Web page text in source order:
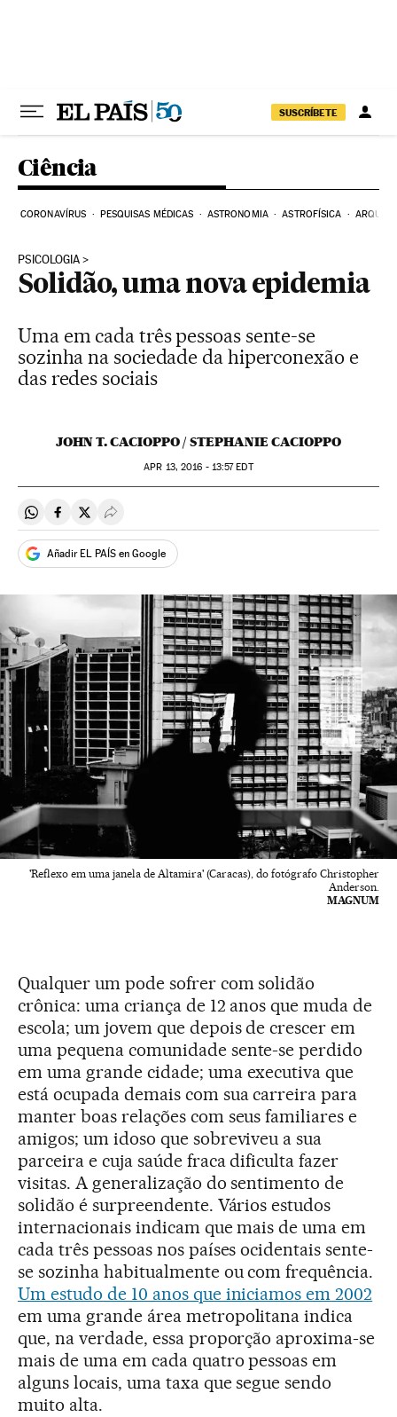
SUSCRÍBETE
Ciência
CORONAVÍRUS PESQUISAS MÉDICAS ASTRONOMIA ASTROFÍSICA
PSICOLOGIA
Solidão, uma nova epidemia
Uma em cada três pessoas sente-se
sozinha na sociedade da hiperconexão e
das redes sociais
JOHN T. CACIOPPO / STEPHANIE CACIOPPO
APR 13, 2016 - 13:57EDT
Compartir en Whatsapp
Compartir en Facebook
Compartir en Twitter
Desplegar Redes Sociales
Añadir EL PAÍS en Google
'Reflexo em uma janela de Altamira' (Caracas), do fotógrafo Christopher
Anderson.
MAGNUM
Qualquer um pode sofrer com solidão
crônica: uma criança de 12 anos que muda de
escola; um jovem que depois de crescer em
uma pequena comunidade sente-se perdido
em uma grande cidade; uma executiva que
está ocupada demais com sua carreira para
manter boas relações com seus familiares e
amigos; um idoso que sobreviveu a sua
parceira e cuja saúde fraca dificulta fazer
visitas. A generalização do sentimento de
solidão é surpreendente. Vários estudos
internacionais indicam que mais de uma em
cada três pessoas nos países ocidentais sente-
se sozinha habitualmente ou com frequência.
Um estudo de 10 anos que iniciamos em 2002
em uma grande área metropolitana indica
que, na verdade, essa proporção aproxima-se
mais de uma em cada quatro pessoas em
alguns locais, uma taxa que segue sendo
muito alta.